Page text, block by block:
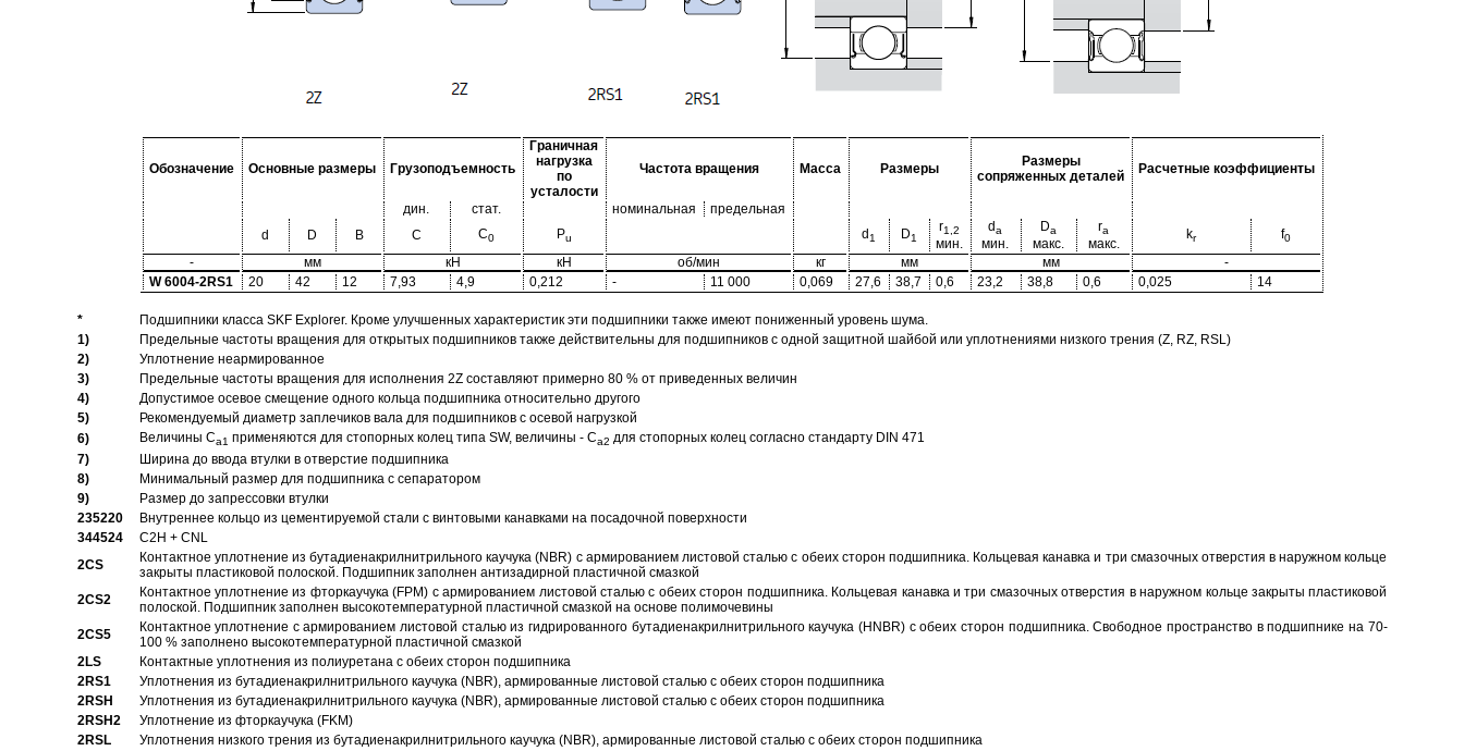
Обозначение Основные размеры Грузоподъемность
Граничная
нагрузка
по
усталости
Частота вращения Масса Размеры
Размеры
сопряженных деталей
Расчетные коэффициенты
дин. стат. номинальная
предельная
d
D B C C0 Pu d1 D1
r1,2
мин.
da
мин.
Da
макс.
ra
макс.
kr f0
- мм кН кН об/мин кг мм мм
-
W 6004-2RS1
20 42 12 7,93 4,9 0,212 - 11 000 0,069 27,6 38,7 0,6 23,2 38,8 0,6 0,025 14
*
Подшипники класса SKF Explorer. Кроме улучшенных характеристик эти подшипники также имеют пониженный уровень шума.
1)
Предельные частоты вращения для открытых подшипников также действительны для подшипников с одной защитной шайбой или уплотнениями низкого трения (Z, RZ, RSL)
2)
Уплотнение неармированное
3)
Предельные частоты вращения для исполнения 2Z составляют примерно 80 % от приведенных величин
4)
Допустимое осевое смещение одного кольца подшипника относительно другого
5)
Рекомендуемый диаметр заплечиков вала для подшипников с осевой нагрузкой
6)
Величины Ca1 применяются для стопорных колец типа SW, величины - Ca2 для стопорных колец согласно стандарту DIN 471
7)
Ширина до ввода втулки в отверстие подшипника
8)
Минимальный размер для подшипника с сепаратором
9)
Размер до запрессовки втулки
235220
Внутреннее кольцо из цементируемой стали с винтовыми канавками на посадочной поверхности
344524
C2H + CNL
2CS
Контактное уплотнение из бутадиенакрилнитрильного каучука (NBR) с армированием листовой сталью с обеих сторон подшипника. Кольцевая канавка и три смазочных отверстия в наружном кольце
закрыты пластиковой полоской. Подшипник заполнен антизадирной пластичной смазкой
2CS2
Контактное уплотнение из фторкаучука (FPM) с армированием листовой сталью с обеих сторон подшипника. Кольцевая канавка и три смазочных отверстия в наружном кольце закрыты пластиковой
полоской. Подшипник заполнен высокотемпературной пластичной смазкой на основе полимочевины
2CS5
Контактное уплотнение с армированием листовой сталью из гидрированного бутадиенакрилнитрильного каучука (HNBR) с обеих сторон подшипника. Свободное пространство в подшипнике на 70-
100 % заполнено высокотемпературной пластичной смазкой
2LS
Контактные уплотнения из полиуретана с обеих сторон подшипника
2RS1
Уплотнения из бутадиенакрилнитрильного каучука (NBR), армированные листовой сталью с обеих сторон подшипника
2RSH
Уплотнения из бутадиенакрилнитрильного каучука (NBR), армированные листовой сталью с обеих сторон подшипника
2RSH2
Уплотнение из фторкаучука (FKM)
2RSL
Уплотнения низкого трения из бутадиенакрилнитрильного каучука (NBR), армированные листовой сталью с обеих сторон подшипника